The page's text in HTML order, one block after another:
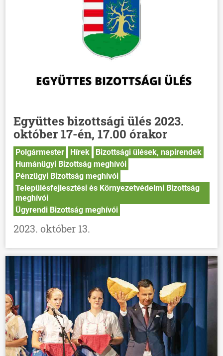
Együttes bizottsági ülés 2023.
október 17-én, 17.00 órakor
Polgármester Hírek
Bizottsági ülések, napirendek
Humánügyi Bizottság meghívói
Pénzügyi Bizottság meghívói
Településfejlesztési és Környezetvédelmi Bizottság
meghívói
Ügyrendi Bizottság meghívói
2023. október 13.